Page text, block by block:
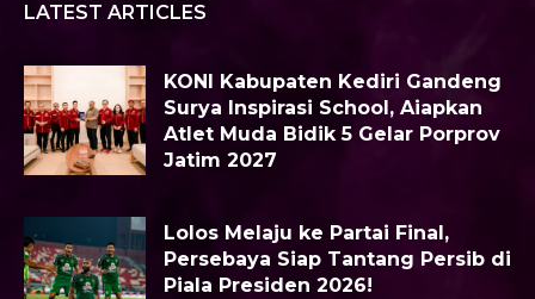
LATEST ARTICLES
KONI Kabupaten Kediri Gandeng
Surya Inspirasi School, Aiapkan
Atlet Muda Bidik 5 Gelar Porprov
Jatim 2027
Lolos Melaju ke Partai Final,
Persebaya Siap Tantang Persib di
Piala Presiden 2026!